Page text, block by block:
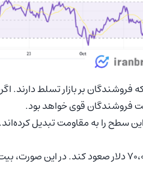
بر بازار تسلط دارند.
فروشندگان قوی خواهد بود.
سطح را به مقاومت تبدیل